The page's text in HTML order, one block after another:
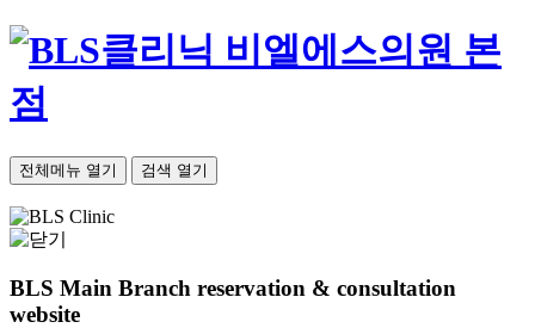
비엘에스의원 본
점
전체메뉴 열기 검색 열기
BLS Main Branch reservation & consultation
website